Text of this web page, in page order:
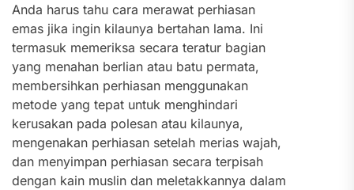
Anda harus tahu cara merawat perhiasan
emas jika ingin kilaunya bertahan lama. Ini
termasuk memeriksa secara teratur bagian
yang menahan berlian atau batu permata,
membersihkan perhiasan menggunakan
metode yang tepat untuk menghindari
kerusakan pada polesan atau kilaunya,
mengenakan perhiasan setelah merias wajah,
dan menyimpan perhiasan secara terpisah
dengan kain muslin dan meletakkannya dalam